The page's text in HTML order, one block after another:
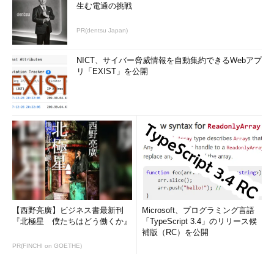
生む電通の挑戦
PR(dentsu Japan)
NICT、サイバー脅威情報を自動集約できるWebアプ
リ「EXIST」を公開
【西野亮廣】ビジネス書最新刊
『北極星 僕たちはどう働くか』
PR(FINCHI on GOETHE)
Microsoft、プログラミング言語
「TypeScript 3.4」のリリース候
補版（RC）を公開